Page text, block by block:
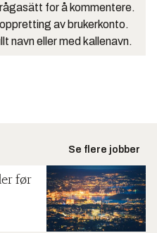
for å kommentere.
av brukerkonto.
navn eller med kallenavn.
Se flere jobber
før